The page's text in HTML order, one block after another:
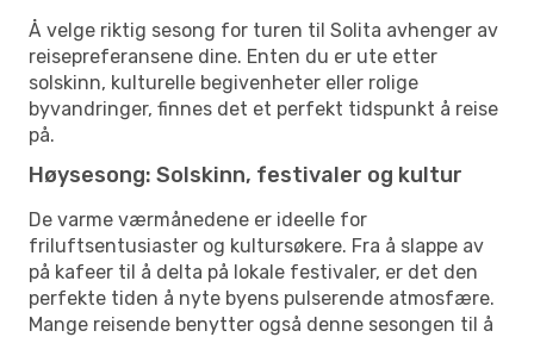
Å velge riktig sesong for turen til Solita avhenger av
reisepreferansene dine. Enten du er ute etter
solskinn, kulturelle begivenheter eller rolige
byvandringer, finnes det et perfekt tidspunkt å reise
på.
Høysesong: Solskinn, festivaler og kultur
De varme værmånedene er ideelle for
friluftsentusiaster og kultursøkere. Fra å slappe av
på kafeer til å delta på lokale festivaler, er det den
perfekte tiden å nyte byens pulserende atmosfære.
Mange reisende benytter også denne sesongen til å